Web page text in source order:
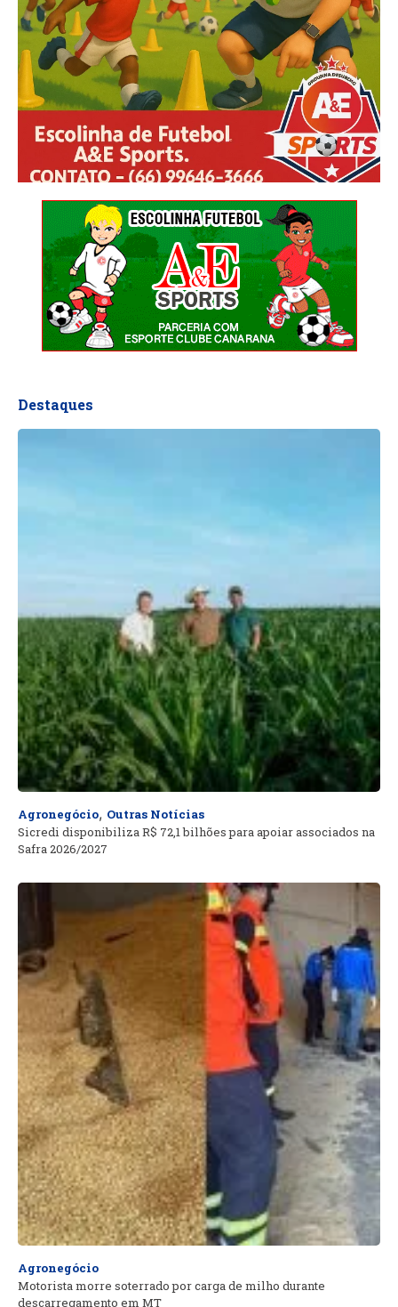
Destaques
Agronegócio, Outras Notícias
Sicredi disponibiliza R$ 72,1 bilhões para apoiar associados na
Safra 2026/2027
Agronegócio
Motorista morre soterrado por carga de milho durante
descarregamento em MT